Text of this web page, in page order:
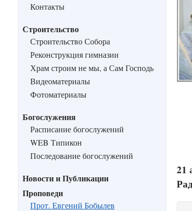
Контакты
Строительство
Строительство Собора
Реконструкция гимназии
Храм строим не мы, а Сам Господь
Видеоматериалы
Фотоматериалы
Богослужения
Расписание богослужений
WEB Типикон
Последование богослужений
Новости и Публикации
Проповеди
Прот. Евгений Бобылев
21